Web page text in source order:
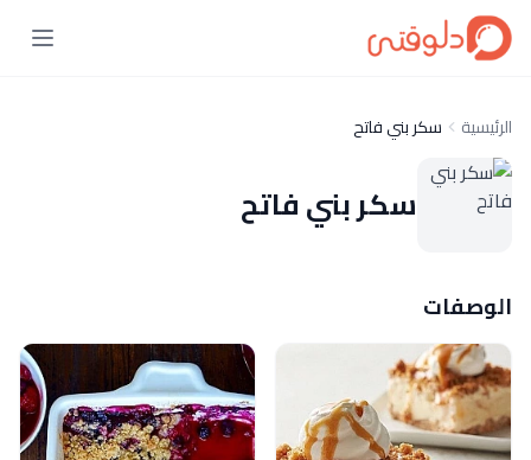
الرئيسية سكر بني فاتح
سكر بني فاتح
الوصفات